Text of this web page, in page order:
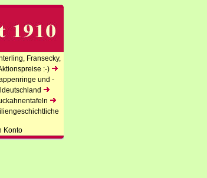
Fransecky,
:-)
und -
Konto